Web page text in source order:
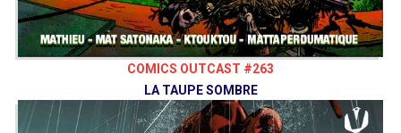
COMICS OUTCAST #263
LA TAUPE SOMBRE